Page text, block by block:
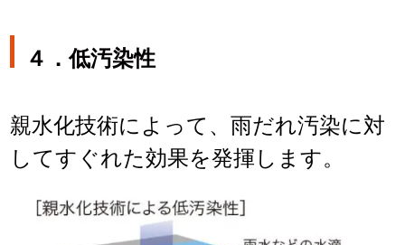
４．低汚染性
親水化技術によって、雨だれ汚染に対
してすぐれた効果を発揮します。